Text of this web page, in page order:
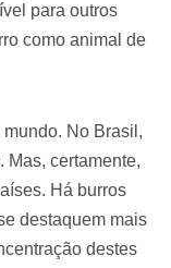
para outros
como animal de
No Brasil,
Mas, certamente,
Há burros
destaquem mais
destes